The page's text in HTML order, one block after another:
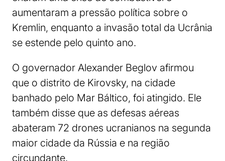
aumentaram a pressão política sobre o
Kremlin, enquanto a invasão total da Ucrânia
se estende pelo quinto ano.
O governador Alexander Beglov afirmou
que o distrito de Kirovsky, na cidade
banhado pelo Mar Báltico, foi atingido. Ele
também disse que as defesas aéreas
abateram 72 drones ucranianos na segunda
maior cidade da Rússia e na região
circundante.